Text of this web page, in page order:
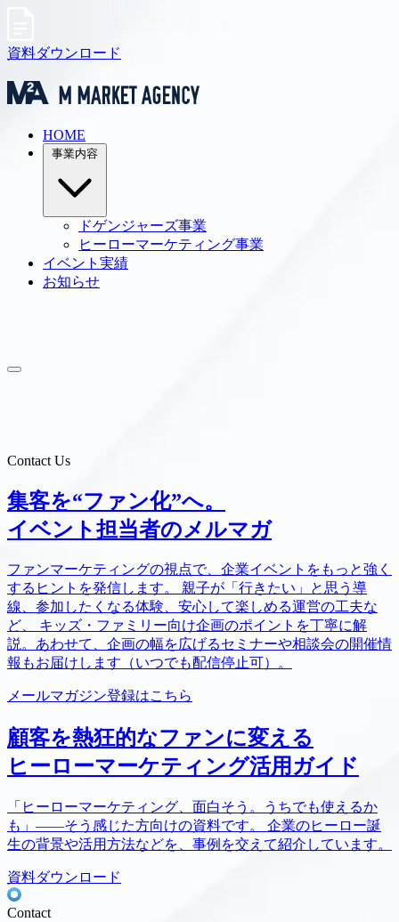
資料ダウンロード
HOME
事業内容
ドゲンジャーズ事業
ヒーローマーケティング事業
イベント実績
お知らせ
Contact Us
集客を“ファン化”へ。
イベント担当者のメルマガ
ファンマーケティングの視点で、企業イベントをもっと強く
するヒントを発信します。 親子が「行きたい」と思う導
線、参加したくなる体験、安心して楽しめる運営の工夫な
ど、 キッズ・ファミリー向け企画のポイントを丁寧に解
説。あわせて、企画の幅を広げるセミナーや相談会の開催情
報もお届けします（いつでも配信停止可）。
メールマガジン登録はこちら
顧客を熱狂的なファンに変える
ヒーローマーケティング活用ガイド
「ヒーローマーケティング、面白そう。うちでも使えるか
も」――そう感じた方向けの資料です。 企業のヒーロー誕
生の背景や活用方法などを、事例を交えて紹介しています。
資料ダウンロード
Contact